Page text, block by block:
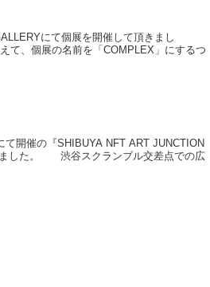
にて個展を開催して頂きまし
、個展の名前を「COMPLEX」にするつ
て開催の『SHIBUYA NFT ART JUNCTION
ました。 渋谷スクランブル交差点での広